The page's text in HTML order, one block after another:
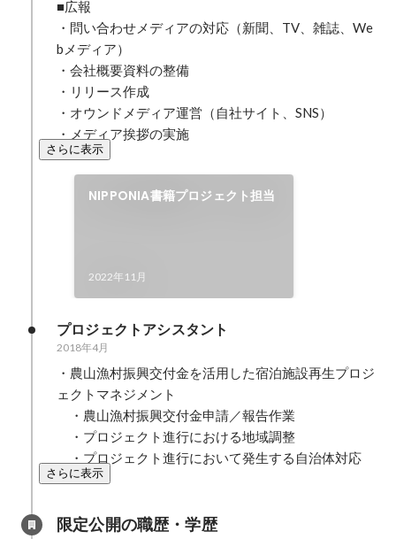
■広報
・問い合わせメディアの対応（新聞、TV、雑誌、We
bメディア）
・会社概要資料の整備
・リリース作成
・オウンドメディア運営（自社サイト、SNS）
・メディア挨拶の実施
さらに表示
NIPPONIA書籍プロジェクト担当
2022年11月
プロジェクトアシスタント
2018年4月
・農山漁村振興交付金を活用した宿泊施設再生プロジ
ェクトマネジメント
・農山漁村振興交付金申請／報告作業
・プロジェクト進行における地域調整
・プロジェクト進行において発生する自治体対応
さらに表示
限定公開の職歴・学歴